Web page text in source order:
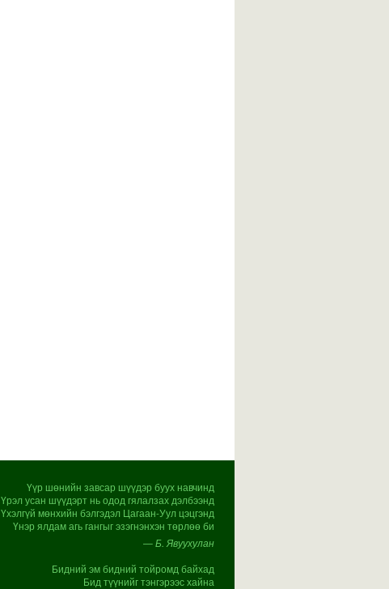
Үүр шөнийн завсар шүүдэр буух навчинд
Үрэл усан шүүдэрт нь одод гялалзах дэлбээнд
Үхэлгүй мөнхийн бэлгэдэл Цагаан-Уул цэцгэнд
Үнэр ялдам агь гангыг эзэгнэнхэн төрлөө би
— Б. Явуухулан
Бидний эм бидний тойромд байхад
Бид түүнийг тэнгэрээс хайна